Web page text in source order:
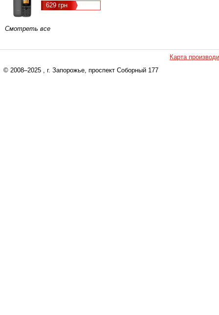
629 грн
Смотреть все
Карта
© 2008–2025 , г. Запорожье, проспект Соборный 177